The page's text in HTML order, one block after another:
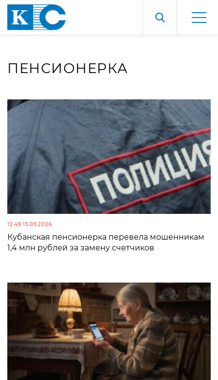
ПЕНСИОНЕРКА
12:49 15.03.2026
Кубанская пенсионерка перевела мошенникам
1,4 млн рублей за замену счетчиков